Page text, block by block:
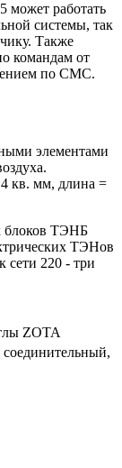
может работать
системы, так
Также
командам от
по СМС.
элементами
кв. мм, длина =
блоков ТЭНБ
ТЭНов
сети 220 - три
ZOTA